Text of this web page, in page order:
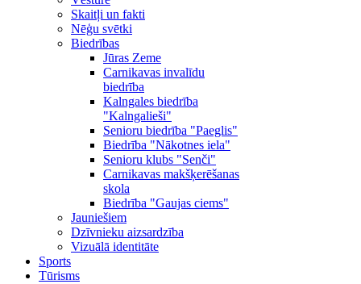
Skaitļi un fakti
Nēģu svētki
Biedrības
Jūras Zeme
Carnikavas invalīdu
biedrība
Kalngales biedrība
"Kalngalieši"
Senioru biedrība "Paeglis"
Biedrība "Nākotnes iela"
Senioru klubs "Senči"
Carnikavas makšķerēšanas
skola
Biedrība "Gaujas ciems"
Jauniešiem
Dzīvnieku aizsardzība
Vizuālā identitāte
Sports
Tūrisms